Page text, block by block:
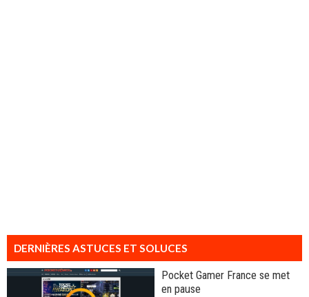
DERNIÈRES ASTUCES ET SOLUCES
Pocket Gamer France se met
en pause